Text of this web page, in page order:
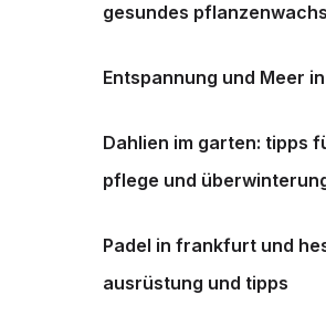
gesundes
Entspannung und Meer
Dahlien im garten: tipps
pflege und
Padel in frankfurt und
ausrüstung und tipps